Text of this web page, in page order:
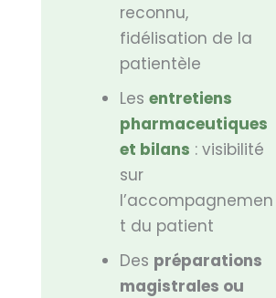
reconnu,
fidélisation de la
patientèle
Les entretiens
pharmaceutiques
et bilans : visibilité
sur
l’accompagnemen
t du patient
Des préparations
magistrales ou